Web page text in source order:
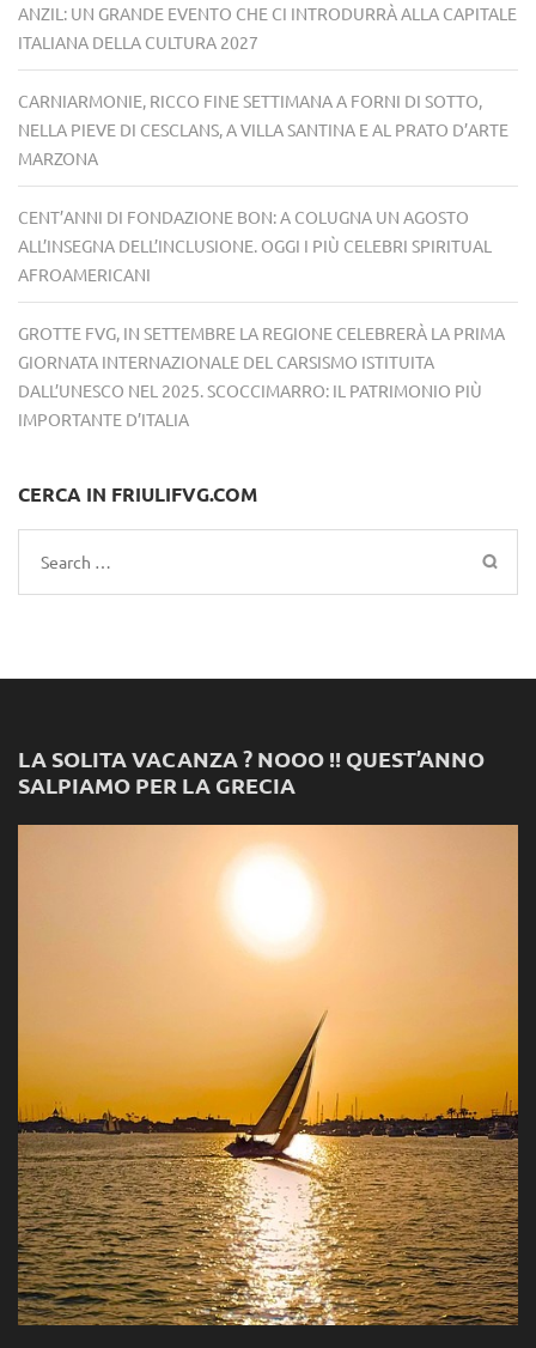
ANZIL: UN GRANDE EVENTO CHE CI INTRODURRÀ ALLA CAPITALE
ITALIANA DELLA CULTURA 2027
CARNIARMONIE, RICCO FINE SETTIMANA A FORNI DI SOTTO,
NELLA PIEVE DI CESCLANS, A VILLA SANTINA E AL PRATO D’ARTE
MARZONA
CENT’ANNI DI FONDAZIONE BON: A COLUGNA UN AGOSTO
ALL’INSEGNA DELL’INCLUSIONE. OGGI I PIÙ CELEBRI SPIRITUAL
AFROAMERICANI
GROTTE FVG, IN SETTEMBRE LA REGIONE CELEBRERÀ LA PRIMA
GIORNATA INTERNAZIONALE DEL CARSISMO ISTITUITA
DALL’UNESCO NEL 2025. SCOCCIMARRO: IL PATRIMONIO PIÙ
IMPORTANTE D’ITALIA
CERCA IN FRIULIFVG.COM
Search
for:
LA SOLITA VACANZA ? NOOO !! QUEST’ANNO
SALPIAMO PER LA GRECIA